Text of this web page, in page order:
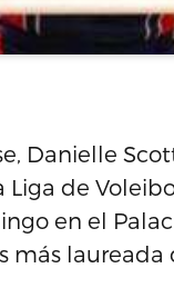
Danielle
Liga de
en el
más